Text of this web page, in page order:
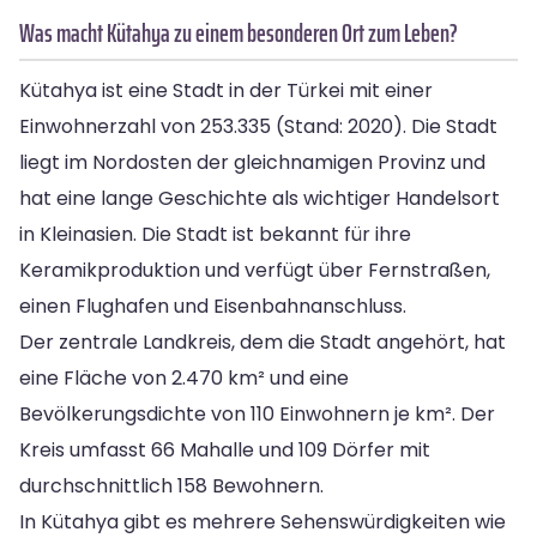
Was macht Kütahya zu einem besonderen Ort zum Leben?
Kütahya ist eine Stadt in der Türkei mit einer
Einwohnerzahl von 253.335 (Stand: 2020). Die Stadt
liegt im Nordosten der gleichnamigen Provinz und
hat eine lange Geschichte als wichtiger Handelsort
in Kleinasien. Die Stadt ist bekannt für ihre
Keramikproduktion und verfügt über Fernstraßen,
einen Flughafen und Eisenbahnanschluss.
Der zentrale Landkreis, dem die Stadt angehört, hat
eine Fläche von 2.470 km² und eine
Bevölkerungsdichte von 110 Einwohnern je km². Der
Kreis umfasst 66 Mahalle und 109 Dörfer mit
durchschnittlich 158 Bewohnern.
In Kütahya gibt es mehrere Sehenswürdigkeiten wie